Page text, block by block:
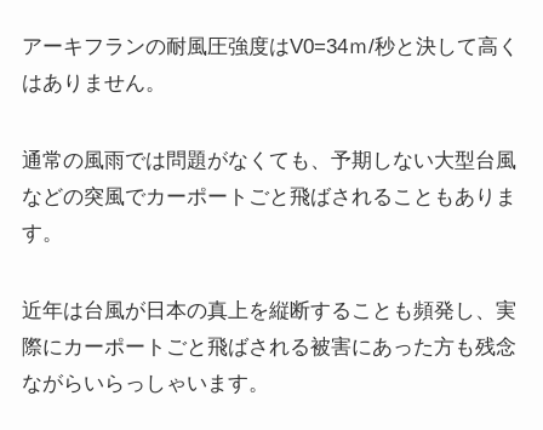
アーキフランの耐風圧強度はV0=34ｍ/秒と決して高く
はありません。
通常の風雨では問題がなくても、予期しない大型台風
などの突風でカーポートごと飛ばされることもありま
す。
近年は台風が日本の真上を縦断することも頻発し、実
際にカーポートごと飛ばされる被害にあった方も残念
ながらいらっしゃいます。